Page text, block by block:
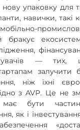
упаковку для
навички, такі
бракує
— тих,
залучити
ніж їхні
з AVP. Це не
бути
як і